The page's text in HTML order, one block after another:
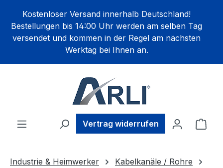
springen
Kostenloser Versand innerhalb Deutschland!
Bestellungen bis 14:00 Uhr werden am selben Tag
versendet und kommen in der Regel am nächsten
Werktag bei Ihnen an.
Vertrag widerrufen
Industrie & Heimwerker
Kabelkanäle / Rohre